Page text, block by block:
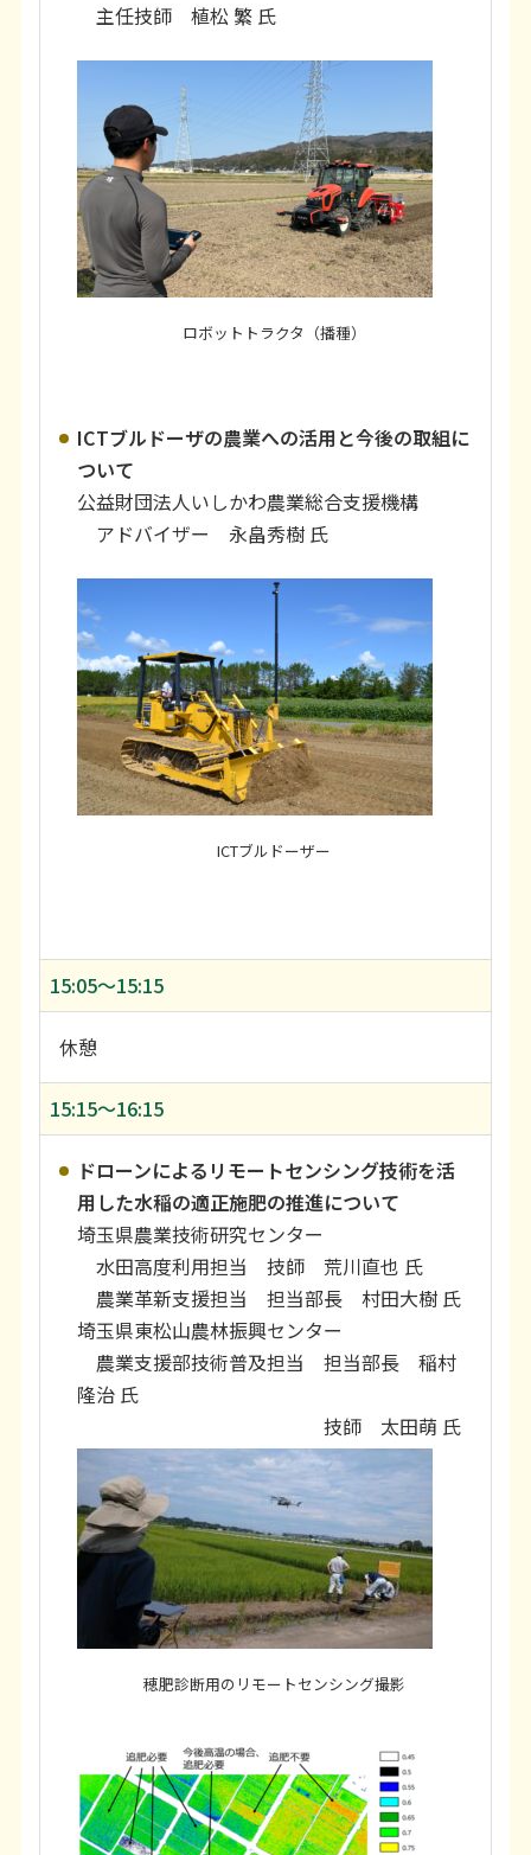
主任技師 植松 繁 氏
ロボットトラクタ（播種）
ICTブルドーザの農業への活用と今後の取組に
ついて
公益財団法人いしかわ農業総合支援機構
アドバイザー 永畠秀樹 氏
ICTブルドーザー
15:05〜15:15
休憩
15:15〜16:15
ドローンによるリモートセンシング技術を活
用した水稲の適正施肥の推進について
埼玉県農業技術研究センター
水田高度利用担当 技師 荒川直也 氏
農業革新支援担当 担当部長 村田大樹 氏
埼玉県東松山農林振興センター
農業支援部技術普及担当 担当部長 稲村
隆治 氏
技師 太田萌 氏
穂肥診断用のリモートセンシング撮影